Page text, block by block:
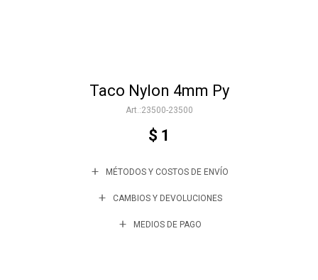
Taco Nylon 4mm Py
23500-23500
$ 1
MÉTODOS Y COSTOS DE ENVÍO
CAMBIOS Y DEVOLUCIONES
MEDIOS DE PAGO